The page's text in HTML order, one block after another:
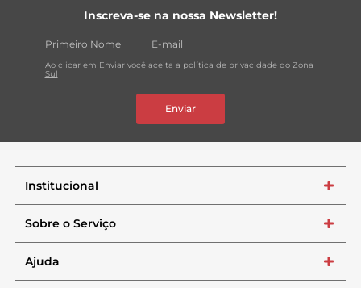
Inscreva-se na nossa Newsletter!
Ao clicar em Enviar você aceita a política de privacidade do Zona
Sul
Enviar
Institucional +
Sobre o Serviço +
Ajuda +